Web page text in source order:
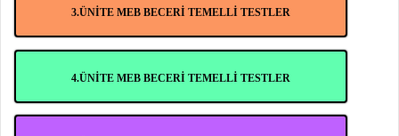
3.ÜNİTE MEB BECERİ TEMELLİ TESTLER
4.ÜNİTE MEB BECERİ TEMELLİ TESTLER